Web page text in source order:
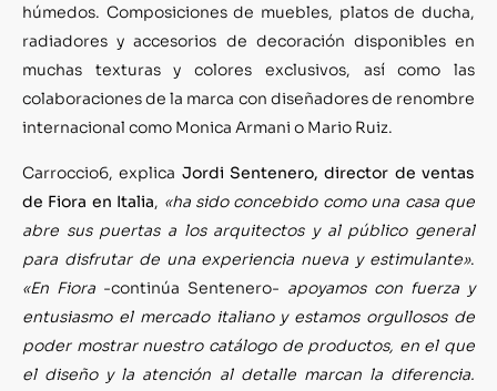
húmedos. Composiciones de muebles, platos de ducha,
radiadores y accesorios de decoración disponibles en
muchas texturas y colores exclusivos, así como las
colaboraciones de la marca con diseñadores de renombre
internacional como Monica Armani o Mario Ruiz.
Carroccio6, explica Jordi Sentenero, director de ventas
de Fiora en Italia, «ha sido concebido como una casa que
abre sus puertas a los arquitectos y al público general
para disfrutar de una experiencia nueva y estimulante».
«En Fiora -continúa Sentenero- apoyamos con fuerza y
entusiasmo el mercado italiano y estamos orgullosos de
poder mostrar nuestro catálogo de productos, en el que
el diseño y la atención al detalle marcan la diferencia.